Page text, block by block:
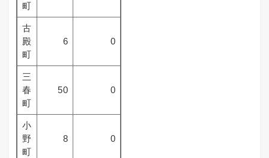
町
古
殿
町
6 0
三
春
町
50 0
小
野
町
8 0